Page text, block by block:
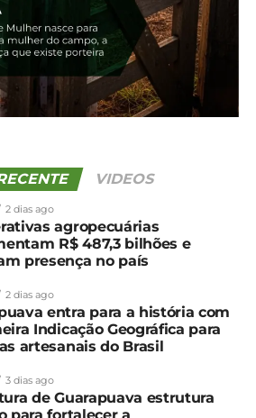
seguem em queda nos
atacadistas
limita alta de preços do
VIDEOS
2 dias ago
agropecuárias
R$ 487,3 bilhões e
presença no país
2 dias ago
entra para a história com
Indicação Geográfica para
artesanais do Brasil
3 dias ago
de Guarapuava estrutura